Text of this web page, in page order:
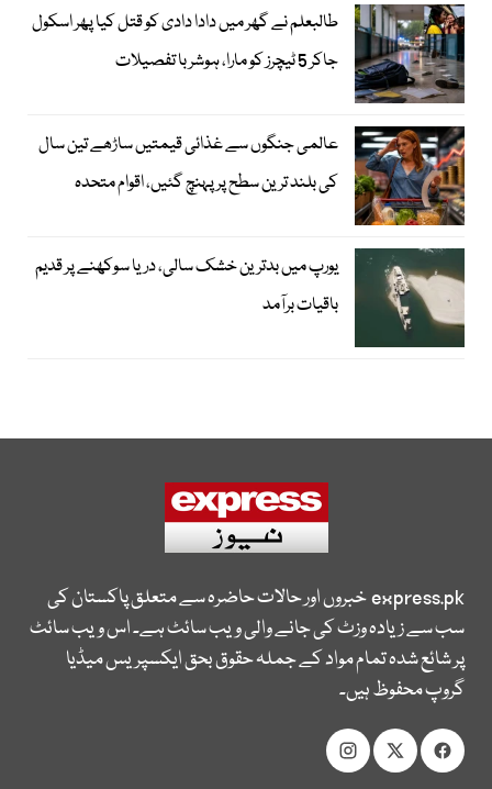
طالبعلم نے گھر میں دادا دادی کو قتل کیا پھر اسکول
جاکر 5 ٹیچرز کو مارا، ہوشربا تفصیلات
عالمی جنگوں سے غذائی قیمتیں ساڑھے تین سال
کی بلند ترین سطح پر پہنچ گئیں، اقوام متحدہ
یورپ میں بدترین خشک سالی، دریا سوکھنے پر قدیم
باقیات برآمد
express.pkخبروں اور حالات حاضرہ سے متعلق پاکستان کی
سب سے زیادہ وزٹ کی جانے والی ویب سائٹ ہے۔ اس ویب سائٹ
پر شائع شدہ تمام مواد کے جملہ حقوق بحق ایکسپریس میڈیا
گروپ محفوظ ہیں۔